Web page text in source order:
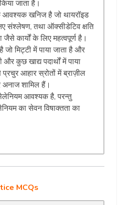
जाता है।
खनिज है जो थायरॉइड
संश्लेषण, तथा ऑक्सीडेटिव क्षति
कार्यों के लिए महत्वपूर्ण है।
मिट्टी में पाया जाता है और
कुछ खाद्य पदार्थों में पाया
आहार स्रोतों में ब्राज़ील
शामिल हैं।
आवश्यक है, परन्तु
का सेवन विषाक्तता का
MCQs